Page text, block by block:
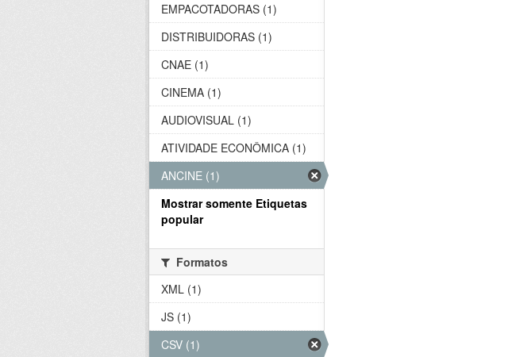
EMPACOTADORAS (1)
DISTRIBUIDORAS (1)
CNAE (1)
CINEMA (1)
AUDIOVISUAL (1)
ATIVIDADE ECONÔMICA (1)
ANCINE (1)
Mostrar somente Etiquetas
popular
Formatos
XML (1)
JS (1)
CSV (1)